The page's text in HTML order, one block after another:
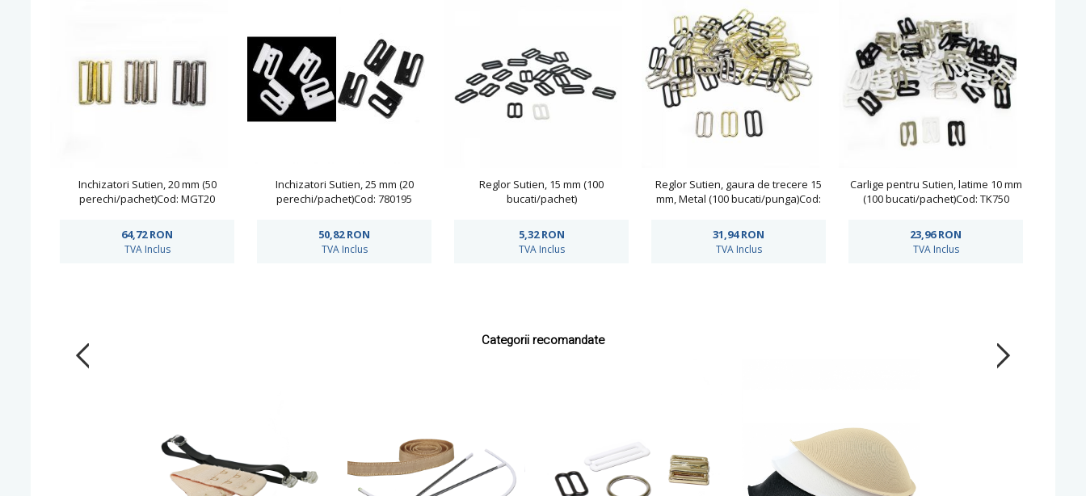
Inchizatori Sutien, 20 mm (50
perechi/pachet)Cod: MGT20
64,72RON
TVA Inclus
Inchizatori Sutien, 25 mm (20
perechi/pachet)Cod: 780195
50,82RON
TVA Inclus
Reglor Sutien, 15 mm (100
bucati/pachet)
5,32RON
TVA Inclus
Reglor Sutien, gaura de trecere 15
mm, Metal (100 bucati/punga)Cod:
31,94RON
TVA Inclus
Carlige pentru Sutien, latime 10 mm
(100 bucati/pachet)Cod: TK750
23,96RON
TVA Inclus
Categorii recomandate